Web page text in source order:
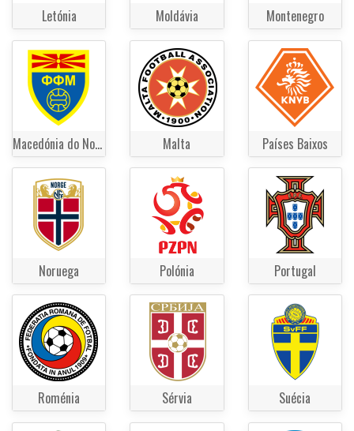
Letónia Moldávia Montenegro
Macedónia do Norte Malta Países Baixos
Noruega Polónia Portugal
Roménia Sérvia Suécia